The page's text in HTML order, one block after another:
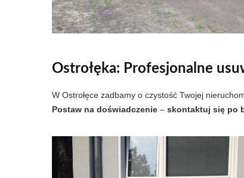
Ostrołęka: Profesjonalne
W Ostrołęce zadbamy o czystość Twojej
Postaw na doświadczenie – skontaktuj się po